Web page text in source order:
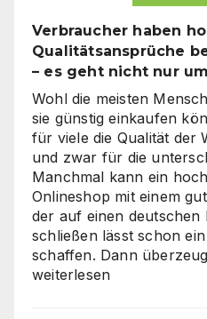
Verbraucher haben
Qualitätsansprüche
– es geht nicht nur
Wohl die meisten
sie günstig einkaufen
für viele die Qualität der
und zwar für die
Manchmal kann ein
Onlineshop mit einem
der auf einen
schließen lässt schon
schaffen. Dann
weiterlesen